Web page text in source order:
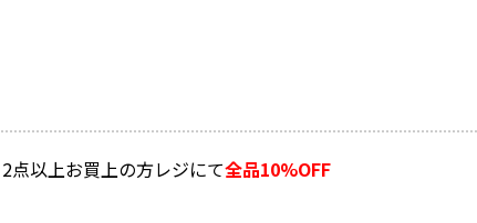
2点以上お買上の方レジにて全品10%OFF